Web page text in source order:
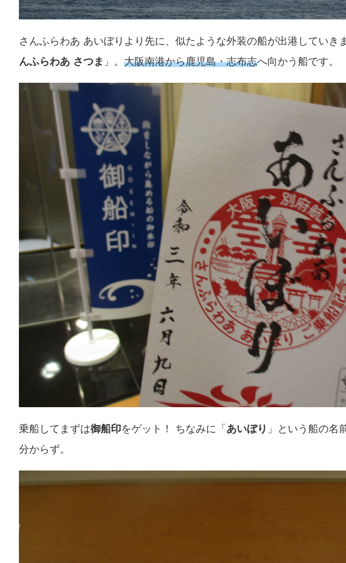
さんふらわあ あいぼりより先に、似たような外装の船が出港していき
んふらわあ さつま 」。 大阪南港から鹿児島・志布志へ向かう船です。
乗船してまずは御船印をゲット！ ちなみに「 あいぼり 」という船の名
分からず。